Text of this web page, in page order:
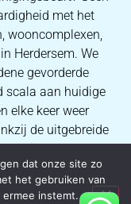
met het
wooncomplexen,
Herdersem. We
gevorderde
scala aan huidige
elke keer weer
de uitgebreide
wij al onze
en
verzekeren.
dat onze site zo
het gebruiken van
instemt.